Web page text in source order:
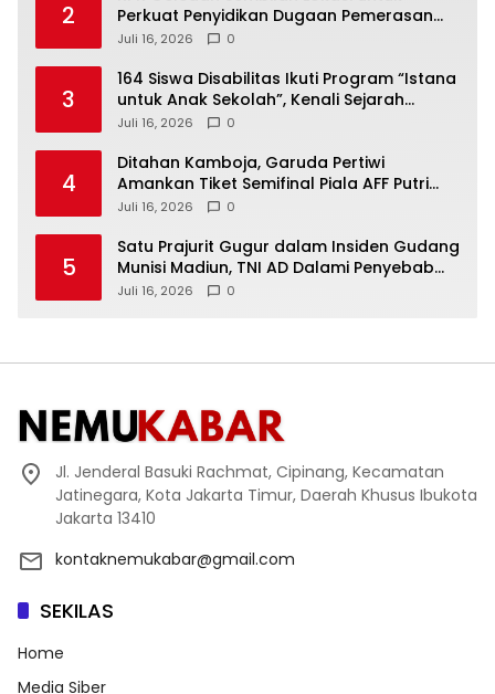
2
Perkuat Penyidikan Dugaan Pemerasan
Bupati Sukoharjo Nonaktif
Juli 16, 2026 0
3
164 Siswa Disabilitas Ikuti Program “Istana
untuk Anak Sekolah”, Kenali Sejarah
Bangsa dan Pemerintahan
Juli 16, 2026 0
4
Ditahan Kamboja, Garuda Pertiwi
Amankan Tiket Semifinal Piala AFF Putri
2026
Juli 16, 2026 0
5
Satu Prajurit Gugur dalam Insiden Gudang
Munisi Madiun, TNI AD Dalami Penyebab
Ledakan
Juli 16, 2026 0
Jl. Jenderal Basuki Rachmat, Cipinang, Kecamatan
Jatinegara, Kota Jakarta Timur, Daerah Khusus Ibukota
Jakarta 13410
kontaknemukabar@gmail.com
SEKILAS
Home
Media Siber